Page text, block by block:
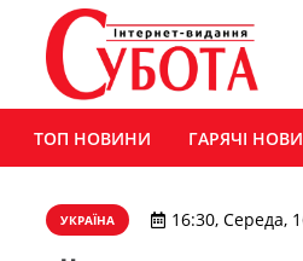
ТОП НОВИНИ ГАРЯЧІ
УКРАЇНА 16:30, Середа,